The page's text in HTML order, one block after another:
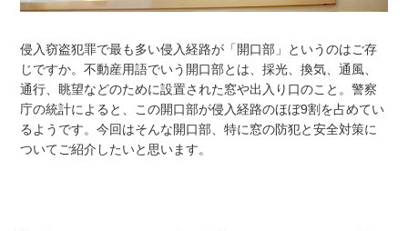
侵入窃盗犯罪で最も多い侵入経路が「開口部」というのはご存
じですか。不動産用語でいう開口部とは、採光、換気、通風、
通行、眺望などのために設置された窓や出入り口のこと。警察
庁の統計によると、この開口部が侵入経路のほぼ9割を占めてい
るようです。今回はそんな開口部、特に窓の防犯と安全対策に
ついてご紹介したいと思います。